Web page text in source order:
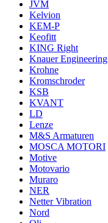
JVM
Kelvion
KEM-P
Keofitt
KING Right
Knauer Engineering
Krohne
Kromschroder
KSB
KVANT
LD
Lenze
M&S Armaturen
MOSCA MOTORI
Motive
Motovario
Muraro
NER
Netter Vibration
Nord